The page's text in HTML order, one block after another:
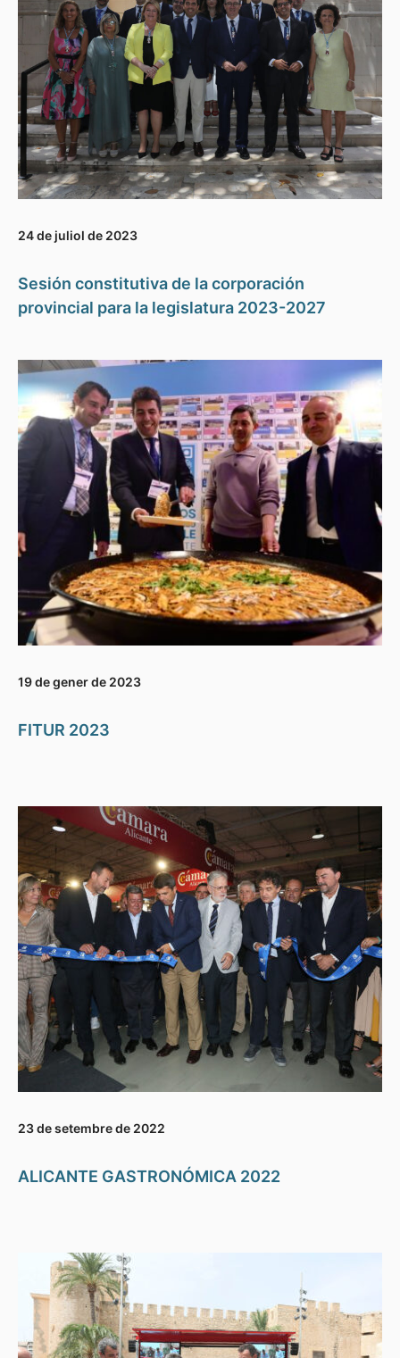
24 de juliol de 2023
Sesión constitutiva de la corporación
provincial para la legislatura 2023-2027
19 de gener de 2023
FITUR 2023
23 de setembre de 2022
ALICANTE GASTRONÓMICA 2022